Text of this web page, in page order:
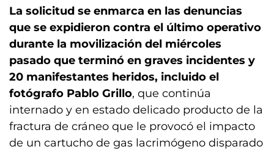
La solicitud se enmarca en las denuncias
que se expidieron contra el último operativo
durante la movilización del miércoles
pasado que terminó en graves incidentes y
20 manifestantes heridos, incluido el
fotógrafo Pablo Grillo, que continúa
internado y en estado delicado producto de la
fractura de cráneo que le provocó el impacto
de un cartucho de gas lacrimógeno disparado